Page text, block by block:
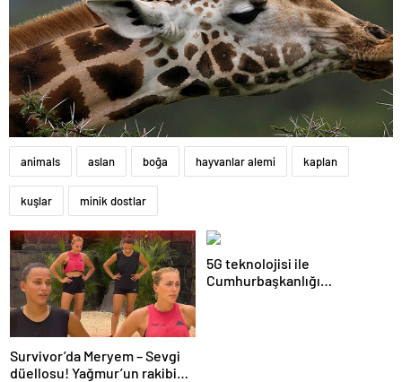
animals aslan boğa hayvanlar alemi kaplan
kuşlar minik dostlar
Survivor’da Meryem – Sevgi
düellosu! Yağmur’un rakibi
5G teknolojisi ile
Cumhurbaşkanlığı